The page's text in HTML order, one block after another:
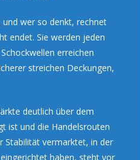
und wer so denkt, rechnet
endet. Sie werden jeden
erreichen
streichen Deckungen,
deutlich über dem
ist und die Handelsrouten
Stabilität vermarktet, in der
haben, steht vor